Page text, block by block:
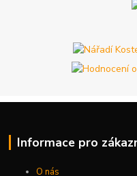
Informace pro
O nás